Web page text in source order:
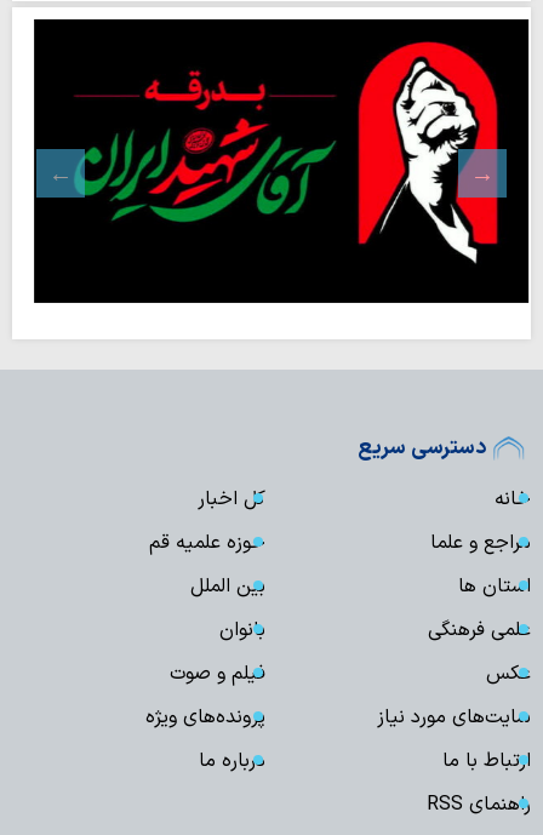
دسترسی سریع
خانه
کل اخبار
مراجع و علما
حوزه علمیه قم
استان ها
بین الملل
علمی فرهنگی
بانوان
عکس
فیلم و صوت
سایت‌های مورد نیاز
پرونده‌های ویژه
ارتباط با ما
درباره ما
راهنمای RSS